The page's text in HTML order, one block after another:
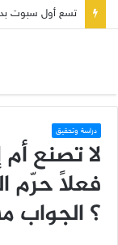
دراسة وتحقيق
لا تصنع
فعلًا حرّم
؟ الجواب